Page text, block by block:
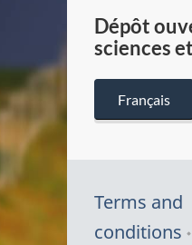
Dépôt
sciences
Français
Terms and
conditions